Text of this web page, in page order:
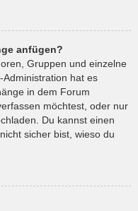
anfügen?
Gruppen und einzelne
hat es
in dem Forum
möchtest, oder nur
Du kannst einen
sicher bist, wieso du